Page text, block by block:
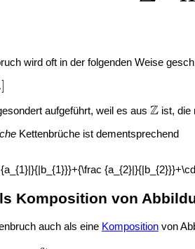
wird oft in der folgenden Weise
aufgeführt, weil es aus ist, die
Kettenbrüche ist dementsprechend
Komposition von
auch als eine Kompositionvon